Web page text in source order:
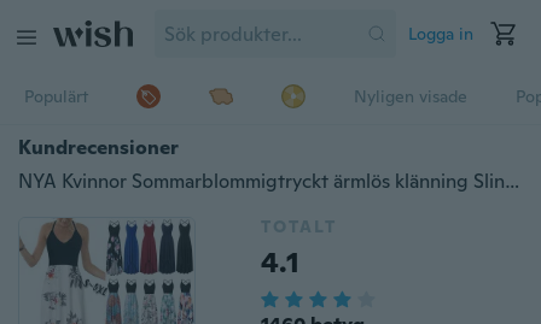
Logga in
Populärt Nyligen visade
Kundrecensioner
NYA Kvinnor Sommarblommigtryckt ärmlös klänning Sling Dress V-ringad rygglös klänning Plus storlek
TOTALT
4.1